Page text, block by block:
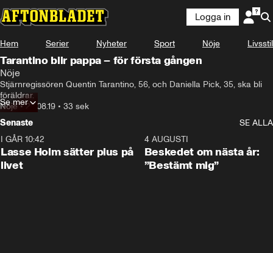
Logga in
Hem Serier Nyheter Sport Nöje Livsstil
Tarantino blir pappa – för första gången
Nöje
Stjärnregissören Quentin Tarantino, 56, och Daniella Pick, 35, ska bli
föräldrar.
Nöje•22.08.19 • 33 sek
Se mer
Senaste
SE ALLA
I GÅR 10:42
Lasse Holm sätter plus på
livet
4 AUGUSTI
Beskedet om nästa år:
”Bestämt mig”